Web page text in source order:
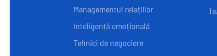
Managementul relațiilor
Inteligență emoțională
Tehnici de negociere